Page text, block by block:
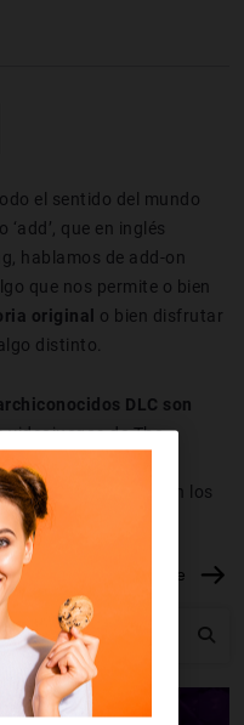
el sentido del mundo
que en inglés
hablamos de add-on
que nos permite o bien
original
o bien disfrutar
distinto.
DLC son
videojuegos de The
llegan después del
ejemplo de ello son los
Siguiente